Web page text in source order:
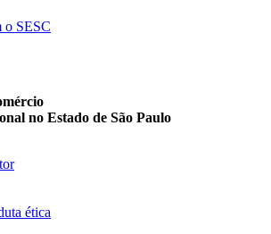
o SESC
no Estado de São Paulo
ética